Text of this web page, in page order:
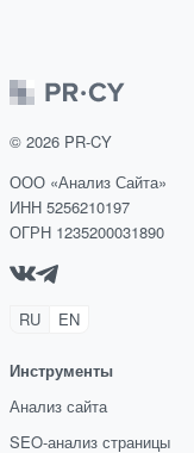
© 2026 PR-CY
ООО «Анализ Сайта»
ИНН 5256210197
ОГРН 1235200031890
RU EN
Инструменты
Анализ сайта
SEO-анализ страницы